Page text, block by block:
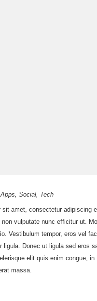
Apps Social Tech
sit amet, consectetur adipiscing
vulputate nunc efficitur ut.
Vestibulum tempor, eros vel
ligula. Donec ut ligula sed eros
elit quis enim congue,
massa.